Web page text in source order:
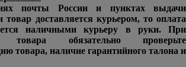
почты России и пунктах выдачи
доставляется курьером, то оплата
наличными курьеру в руки. При
товара обязательно проверьте
товара, наличие гарантийного талона и